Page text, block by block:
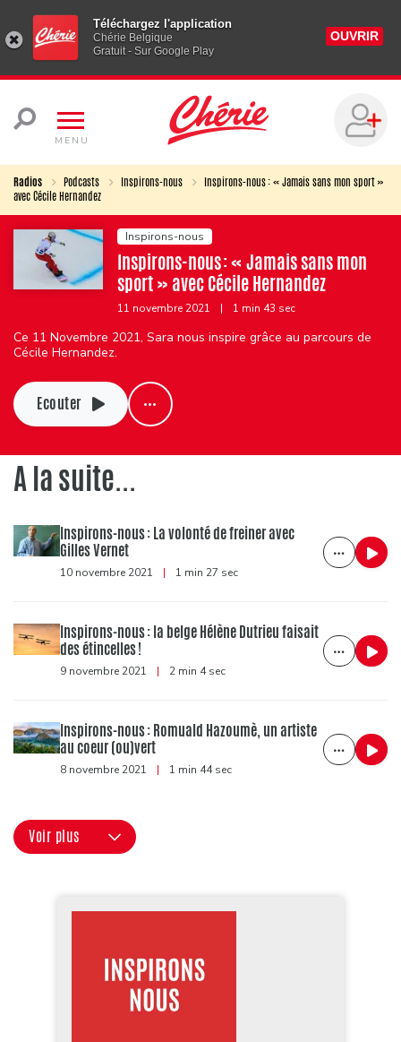
Téléchargez l'application
Chérie Belgique
Gratuit - Sur Google Play
OUVRIR
MENU
Radios Podcasts Inspirons-nous
Inspirons-nous : « Jamais sans mon sport »
avec Cécile Hernandez
Inspirons-nous
Inspirons-nous : « Jamais sans mon
sport » avec Cécile Hernandez
11 novembre 2021 | 1 min 43 sec
Ce 11 Novembre 2021, Sara nous inspire grâce au parcours de
Cécile Hernandez.
Ecouter
A la suite...
Inspirons-nous : La volonté de freiner avec
Gilles Vernet
10 novembre 2021 | 1 min 27 sec
Inspirons-nous : la belge Hélène Dutrieu faisait
des étincelles !
9 novembre 2021 | 2 min 4 sec
Inspirons-nous : Romuald Hazoumè, un artiste
au coeur (ou)vert
8 novembre 2021 | 1 min 44 sec
Voir plus